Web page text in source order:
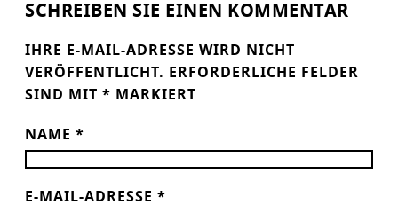
SCHREIBEN SIE EINEN KOMMENTAR
IHRE E-MAIL-ADRESSE WIRD NICHT
VERÖFFENTLICHT.
ERFORDERLICHE FELDER
SIND MIT * MARKIERT
NAME *
E-MAIL-ADRESSE *